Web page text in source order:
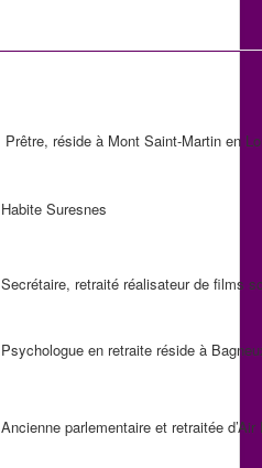
Prêtre, réside à Mont Saint-Martin en
Habite Suresnes
Secrétaire, retraité réalisateur de films
Psychologue en retraite réside à
Ancienne parlementaire et retraitée